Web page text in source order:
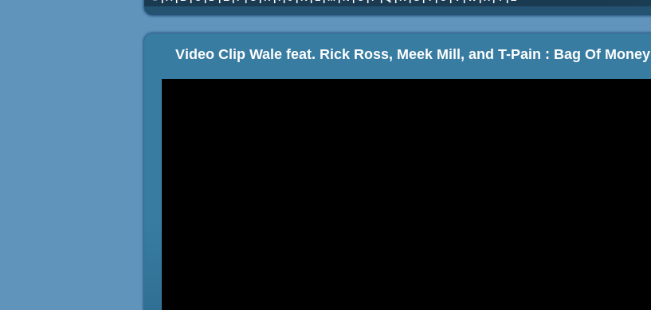
Video Clip Wale feat. Rick Ross, Meek Mill, and T-Pain : Bag Of Money